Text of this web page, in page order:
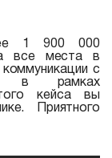
1 900 000
а все места в
с
в рамках
кейса вы
Приятного